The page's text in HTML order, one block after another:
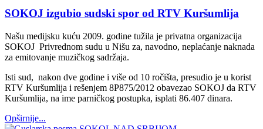
SOKOJ izgubio sudski spor od RTV Kuršumlija
Našu medijsku kuću 2009. godine tužila je privatna organizacija
SOKOJ Privrednom sudu u Nišu za, navodno, neplaćanje naknada
za emitovanje muzičkog sadržaja.
Isti sud, nakon dve godine i više od 10 ročišta, presudio je u korist
RTV Kuršumlija i rešenjem 8P875/2012 obavezao SOKOJ da RTV
Kuršumlija, na ime parničkog postupka, isplati 86.407 dinara.
Opširnije...